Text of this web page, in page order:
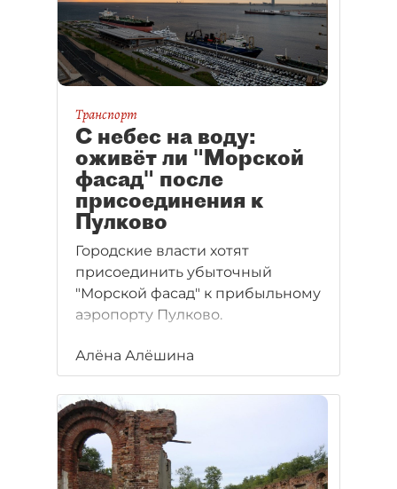
Транспорт
С небес на воду:
оживёт ли "Морской
фасад" после
присоединения к
Пулково
Городские власти хотят
присоединить убыточный
"Морской фасад" к прибыльному
аэропорту Пулково.
Алёна Алёшина